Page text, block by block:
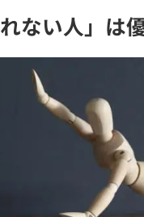
けることへの罪悪感
に生きるための考え方
前向きな視点でお話
に頼れな